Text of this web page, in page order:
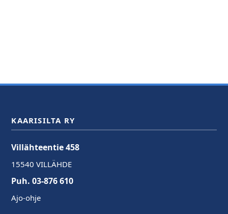
KAARISILTA RY
Villähteentie 458
15540 VILLÄHDE
Puh. 03-876 610
Ajo-ohje